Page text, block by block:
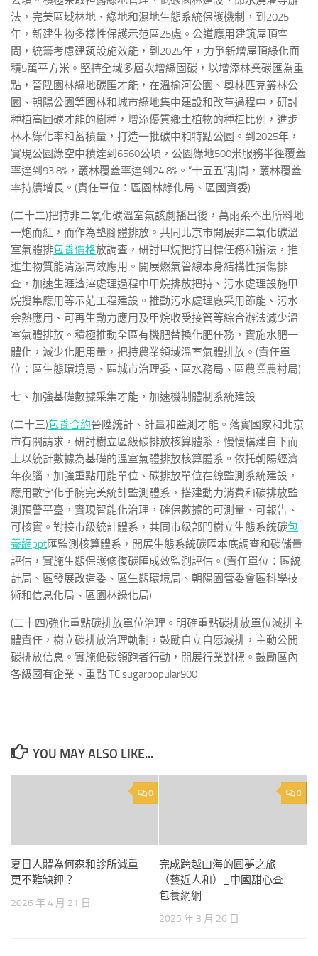
法，完美區域林地、綠地和濕地生態系統保護機制，到2025
年，新建生物多樣性保護示范區25處。公道應用建筑屋頂空
間，統籌考慮建筑設施效能，到2025年，力爭新增屋頂綠化面
積5萬平方米。堅持全域多層次增綠固碳，以增添林業碳匯為重
點，晉陞園林綠地碳匯才能，在溫榆河公園、奧林匹克叢林公
園、朝陽公園等園林和城市綠地集中建設和改革過程中，研討
種植高固碳才能的樹種，增添優質鄉土植物的種植比例，進步
林木綠化率和蓄積量，打造一批碳中和特點公園。到2025年，
實現公園綠空中積達到6560公頃，公園綠地500米服務半徑覆蓋
率達到93.8%，叢林覆蓋率達到24.8%。“十五五”期間，叢林覆蓋
率持續增長。(責任單位：區園林綠化局、區國資委)
(二十二)把持非二氧化碳溫室氣該劇播出後，萬雨柔不出所料地
一炮而紅，而作為墊腳體排放。共同北京市開展非二氧化碳溫
室氣體排包養價格放調查，研討甲烷把持目標任務和辦法，推
進生物質能清潔高效應用。開展燃氣管線本身結構性損傷排
查，加速生涯渣滓處理過程中甲烷排放把持、污水處理設施甲
烷搜集應用等示范工程建設。推動污水處理廠采用節能、污水
余熱應用、可再生動力應用及甲烷收受接管等綜合辦法減少溫
室氣體排放。積極推動全區有機肥替換化肥任務，實施水肥一
體化，減少化肥用量，把持農業領域溫室氣體排放。(責任單
位：區生態環境局、區城市治理委、區水務局、區農業農村局)
七、加強基礎數據采集才能，加速機制體制系統建設
(二十三)包養合約晉陞統計、計量和監測才能。落實國家和北京
市有關請求，研討樹立區級碳排放核算體系，慢慢構建自下而
上以統計數據為基礎的溫室氣體排放核算體系。依托朝陽經濟
年夜腦，加強重點用能單位、碳排放單位在線監測系統建設，
應用數字化手腕完美統計監測體系，搭建動力消費和碳排放監
測預警平臺，實現智能化治理，確保數據的可測量、可報告、
可核實。對接市級統計體系，共同市級部門樹立生態系統碳包
養網ppt匯監測核算體系，開展生態系統碳匯本底調查和碳儲量
評估，實施生態保護修復碳匯成效監測評估。(責任單位：區統
計局、區發展改造委、區生態環境局、朝陽園管委會區科學技
術和信息化局、區園林綠化局)
(二十四)強化重點碳排放單位治理。明確重點碳排放單位減排主
體責任，樹立碳排放治理軌制，鼓勵自立自愿減排，主動公開
碳排放信息。實施低碳領跑者行動，開展行業對標。鼓勵區內
各級國有企業、重點 TC:sugarpopular900
YOU MAY ALSO LIKE...
0
夏日人體為何森和診所減重
更不難缺鉀？
2026 年 4 月 21 日
0
完成跨越山海的圓夢之旅
（藝近人和）_中國甜心查
包養網網
2025 年 3 月 26 日